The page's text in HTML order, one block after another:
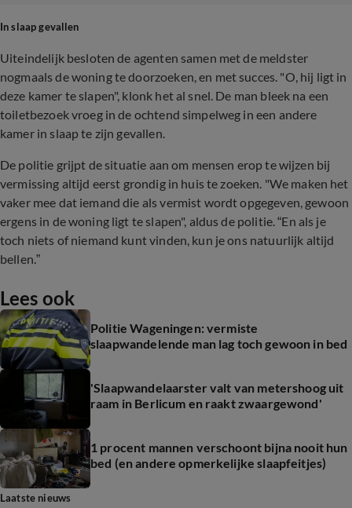
In slaap gevallen
Uiteindelijk besloten de agenten samen met de meldster
nogmaals de woning te doorzoeken, en met succes. "O, hij ligt in
deze kamer te slapen", klonk het al snel. De man bleek na een
toiletbezoek vroeg in de ochtend simpelweg in een andere
kamer in slaap te zijn gevallen.
De politie grijpt de situatie aan om mensen erop te wijzen bij
vermissing altijd eerst grondig in huis te zoeken. "We maken het
vaker mee dat iemand die als vermist wordt opgegeven, gewoon
ergens in de woning ligt te slapen", aldus de politie. “En als je
toch niets of niemand kunt vinden, kun je ons natuurlijk altijd
bellen.”
Lees ook
Politie Wageningen: vermiste
slaapwandelende man lag toch gewoon in bed
'Slaapwandelaarster valt van metershoog uit
raam in Berlicum en raakt zwaargewond'
1 procent mannen verschoont bijna nooit hun
bed (en andere opmerkelijke slaapfeitjes)
Laatste nieuws